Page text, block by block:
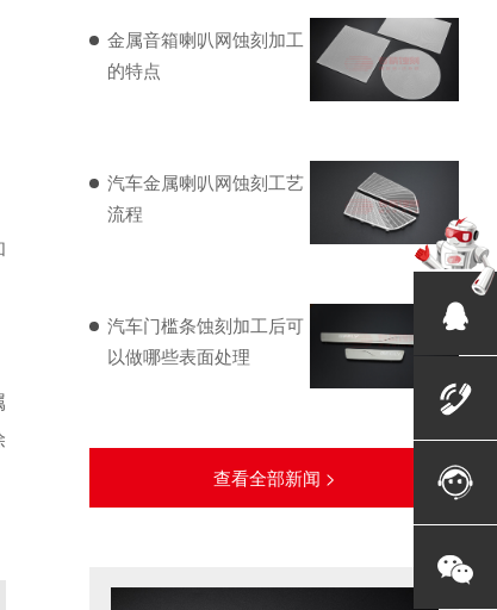
金属音箱喇叭网蚀刻加工
的特点
汽车金属喇叭网蚀刻工艺
流程
汽车门槛条蚀刻加工后可
以做哪些表面处理
查看全部新闻 >